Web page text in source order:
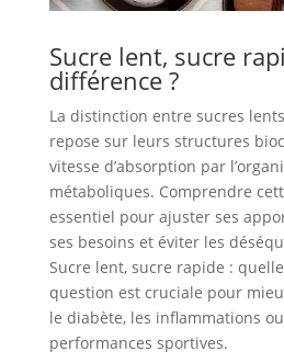
Sucre lent, sucre
différence ?
La distinction entre sucres
repose sur leurs structures
vitesse d’absorption par
métaboliques. Comprendre
essentiel pour ajuster ses
ses besoins et éviter les
Sucre lent, sucre rapide :
question est cruciale pour
le diabète, les inflammations
performances sportives.